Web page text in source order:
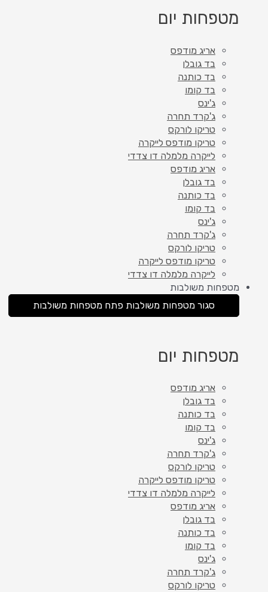
מטפחות יום
אריג מודפס
בד גובלן
בד כותנה
בד קומו
ג'ינס
ג'קרד תחרה
טריקו לורקס
טריקו מודפס לייקרה
לייקרה מלמלה דו צדדי
אריג מודפס
בד גובלן
בד כותנה
בד קומו
ג'ינס
ג'קרד תחרה
טריקו לורקס
טריקו מודפס לייקרה
לייקרה מלמלה דו צדדי
מטפחות משולבות
סגור מטפחות משולבות פתח מטפחות משולבות
מטפחות יום
אריג מודפס
בד גובלן
בד כותנה
בד קומו
ג'ינס
ג'קרד תחרה
טריקו לורקס
טריקו מודפס לייקרה
לייקרה מלמלה דו צדדי
אריג מודפס
בד גובלן
בד כותנה
בד קומו
ג'ינס
ג'קרד תחרה
טריקו לורקס